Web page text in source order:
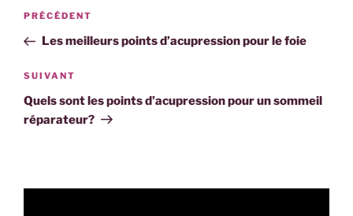
PRÉCÉDENT
Les meilleurs points d’acupression pour le foie
SUIVANT
Quels sont les points d’acupression pour un sommeil
réparateur?